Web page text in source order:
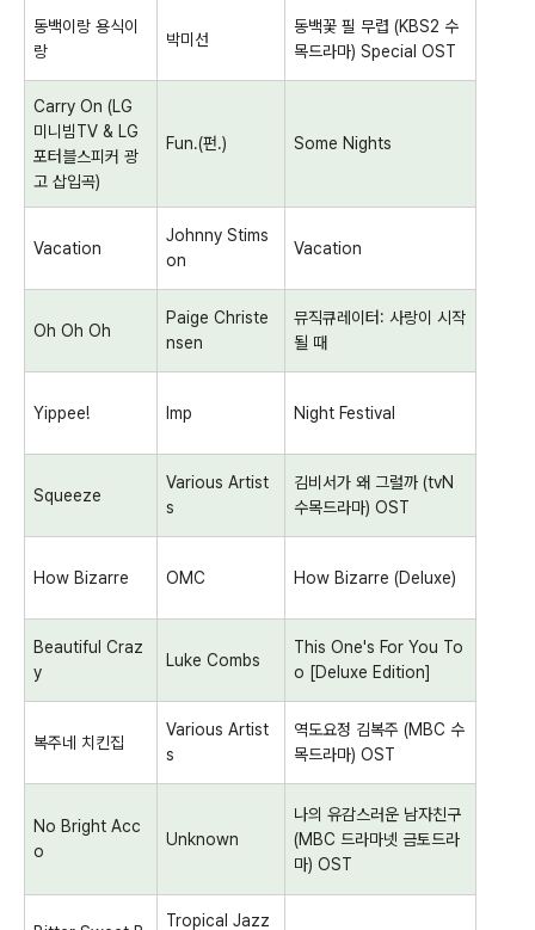
동백이랑 용식이
랑
박미선
동백꽃 필 무렵 (KBS2 수
목드라마) Special OST
Carry On (LG
미니빔TV & LG
포터블스피커 광
고 삽입곡)
Fun.(펀.) Some Nights
Vacation
Johnny Stims
on
Vacation
Oh Oh Oh
Paige Christe
nsen
뮤직큐레이터: 사랑이 시작
될 때
Yippee! Imp Night Festival
Squeeze
Various Artist
s
김비서가 왜 그럴까 (tvN
수목드라마) OST
How Bizarre OMC How Bizarre (Deluxe)
Beautiful Craz
y
Luke Combs
This One's For You To
o [Deluxe Edition]
복주네 치킨집
Various Artist
s
역도요정 김복주 (MBC 수
목드라마) OST
No Bright Acc
o
Unknown
나의 유감스러운 남자친구
(MBC 드라마넷 금토드라
마) OST
Tropical Jazz